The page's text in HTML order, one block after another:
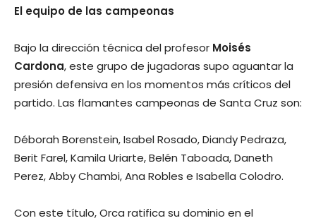
El equipo de las campeonas
Bajo la dirección técnica del profesor Moisés
Cardona, este grupo de jugadoras supo aguantar la
presión defensiva en los momentos más críticos del
partido. Las flamantes campeonas de Santa Cruz son:
Déborah Borenstein, Isabel Rosado, Diandy Pedraza,
Berit Farel, Kamila Uriarte, Belén Taboada, Daneth
Perez, Abby Chambi, Ana Robles e Isabella Colodro.
Con este título, Orca ratifica su dominio en el